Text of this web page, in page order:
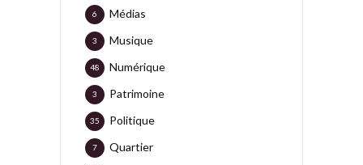
Médias
6
Musique
3
Numérique
48
Patrimoine
3
Politique
35
Quartier
7